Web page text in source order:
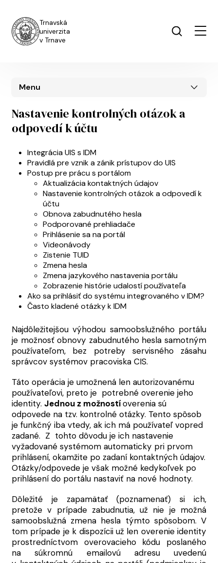
Trnavská
univerzita
v Trnave
Nastavenie kontrolných otázok a
odpovedí k účtu
UIS menu
Integrácia UIS s IDM
Pravidlá pre vznik a zánik prístupov do UIS
Postup pre prácu s portálom
Aktualizácia kontaktných údajov
Nastavenie kontrolných otázok a odpovedí k
účtu
Obnova zabudnutého hesla
Podporované prehliadače
Prihlásenie sa na portál
Videonávody
Zistenie TUID
Zmena hesla
Zmena jazykového nastavenia portálu
Zobrazenie histórie udalostí používateľa
Ako sa prihlásiť do systému integrovaného v IDM?
Často kladené otázky k IDM
Najdôležitejšou výhodou samoobslužného portálu
je možnosť obnovy zabudnutého hesla samotným
používateľom, bez potreby servisného zásahu
správcov systémov pracoviska CIS.
Táto operácia je umožnená len autorizovanému
používateľovi, preto je potrebné overenie jeho
identity. Jednou z možnostíoverenia sú
odpovede na tzv. kontrolné otázky. Tento spôsob
je funkčný iba vtedy, ak ich má používateľ vopred
zadané. Z tohto dôvodu je ich nastavenie
vyžadované systémom automaticky pri prvom
prihlásení, okamžite po zadaní kontaktných údajov.
Otázky/odpovede je však možné kedykoľvek po
prihlásení do portálu nastaviť na nové hodnoty.
Dôležité je zapamätať (poznamenať) si ich,
pretože v prípade zabudnutia, už nie je možná
samoobslužná zmena hesla týmto spôsobom. V
tom prípade je k dispozícii už len overenie identity
prostredníctvom overovacieho kódu poslaného
na súkromnú emailovú adresu uvedenú
Menu